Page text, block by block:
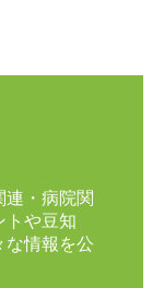
連・病院関
トや豆知
な情報を公